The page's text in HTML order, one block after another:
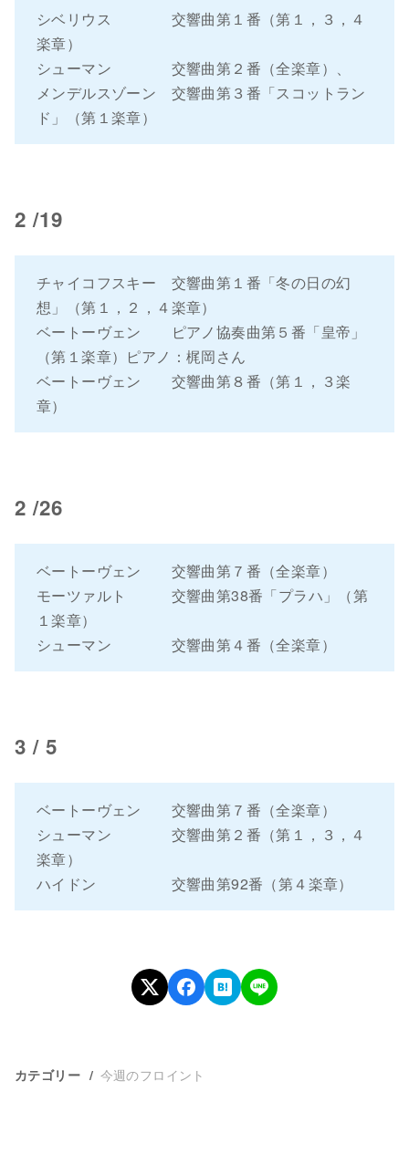
シベリウス 交響曲第１番（第１，３，４
楽章）
シューマン 交響曲第２番（全楽章）、
メンデルスゾーン 交響曲第３番「スコットラン
ド」（第１楽章）
2 /19
チャイコフスキー 交響曲第１番「冬の日の幻
想」（第１，２，４楽章）
ベートーヴェン ピアノ協奏曲第５番「皇帝」
（第１楽章）ピアノ：梶岡さん
ベートーヴェン 交響曲第８番（第１，３楽
章）
2 /26
ベートーヴェン 交響曲第７番（全楽章）
モーツァルト 交響曲第38番「プラハ」（第
１楽章）
シューマン 交響曲第４番（全楽章）
3 / 5
ベートーヴェン 交響曲第７番（全楽章）
シューマン 交響曲第２番（第１，３，４
楽章）
ハイドン 交響曲第92番（第４楽章）
カテゴリー 今週のフロイント